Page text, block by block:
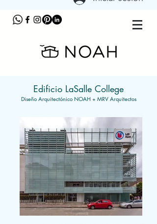
Edificio LaSalle College
Diseño Arquitectónico NOAH + MRV Arquitectos